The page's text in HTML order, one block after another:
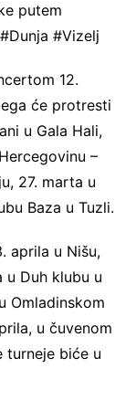
putem
#Vizelj
12.
će protresti
u Gala Hali,
–
27. marta u
Baza u Tuzli.
aprila u Nišu,
u Duh klubu u
Omladinskom
u čuvenom
turneje biće u